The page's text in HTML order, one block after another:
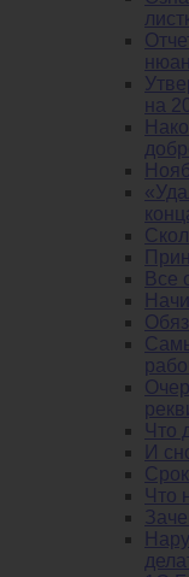
на
Все
Что
И
Что